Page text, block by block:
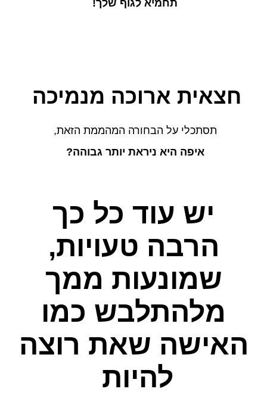
תחמיא לגוף שלך!
חצאית ארוכה מנמיכה
תסתכלי על הבחורה המהממת הזאת,
איפה היא ניראת יותר גבוהה?
יש עוד כל כך
הרבה טעויות,
שמונעות ממך
מלהתלבש כמו
האישה שאת רוצה
להיות